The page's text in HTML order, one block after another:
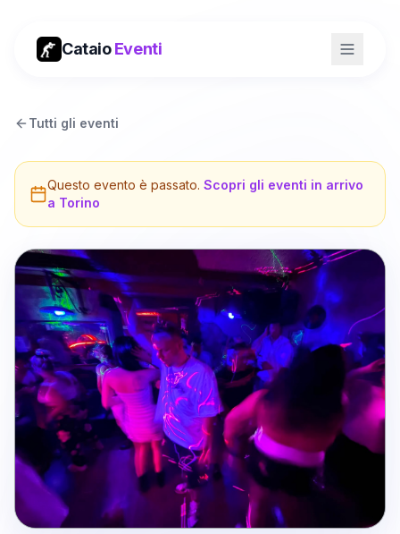
CataioEventi
Tutti gli eventi
Questo evento è passato. Scopri gli eventi in arrivo
a Torino